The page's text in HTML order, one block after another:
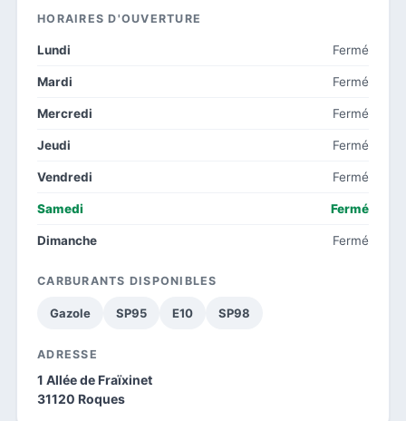
HORAIRES D'OUVERTURE
Lundi Fermé
Mardi Fermé
Mercredi Fermé
Jeudi Fermé
Vendredi Fermé
Samedi Fermé
Dimanche Fermé
CARBURANTS DISPONIBLES
Gazole SP95 E10 SP98
ADRESSE
1 Allée de Fraïxinet
31120 Roques